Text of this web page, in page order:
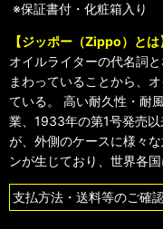
※保証書付・化粧箱入り
【ジッポー（Zippo）とは
オイルライターの代名詞
まわっていることから、
ている。 高い耐久性・耐
業、1933年の第1号発売
が、外側のケースに様々
ンが生じており、世界各
支払方法・送料等のご確